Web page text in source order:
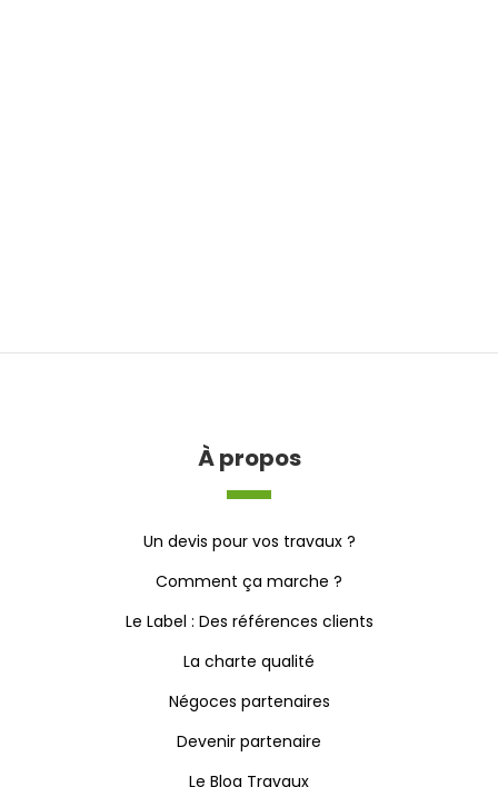
À propos
Un devis pour vos travaux ?
Comment ça marche ?
Le Label : Des références clients
La charte qualité
Négoces partenaires
Devenir partenaire
Le Blog Travaux